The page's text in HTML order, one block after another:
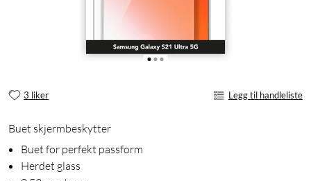
3 liker Legg til handleliste
Buet skjermbeskytter
Buet for perfekt passform
Herdet glass